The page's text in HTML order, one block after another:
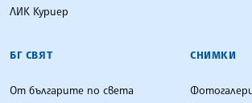
ЛИК Куриер
БГ СВЯТ
От българите по света
СНИМКИ